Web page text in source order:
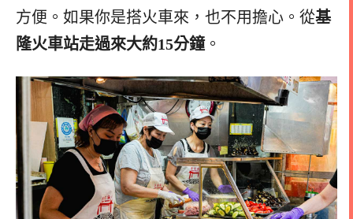
方便。如果你是搭火車來，也不用擔心。從基
隆火車站走過來大約15分鐘。